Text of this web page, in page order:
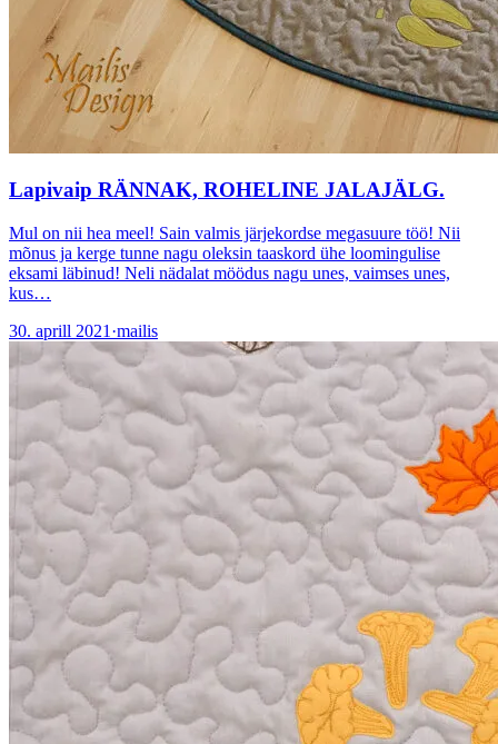
Lapivaip RÄNNAK, ROHELINE JALAJÄLG.
Mul on nii hea meel! Sain valmis järjekordse megasuure töö! Nii
mõnus ja kerge tunne nagu oleksin taaskord ühe loomingulise
eksami läbinud! Neli nädalat möödus nagu unes, vaimses unes,
kus…
30. aprill 2021 ·mailis